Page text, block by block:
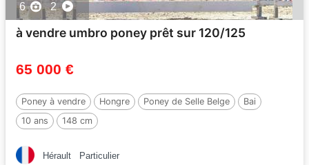
6 2
à vendre umbro poney prêt sur 120/125
65 000 €
Poney à vendre Hongre Poney de Selle Belge
Bai
10 ans
148 cm
Hérault Particulier